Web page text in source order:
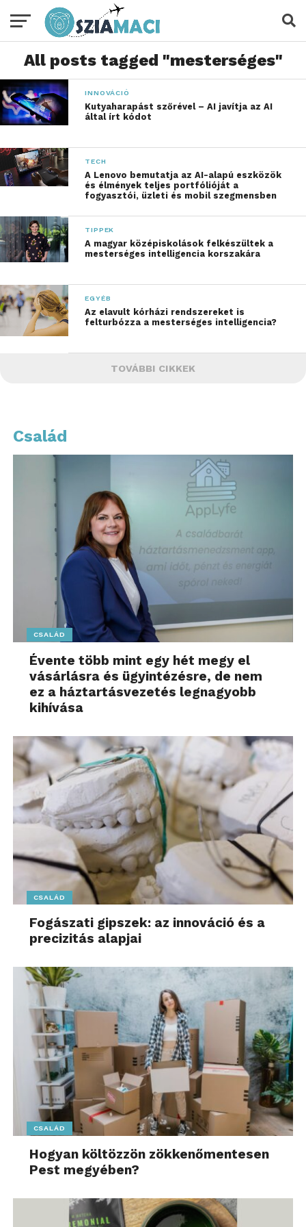
All posts tagged "mesterséges"
INNOVÁCIÓ
Kutyaharapást szőrével – AI javítja az AI
által írt kódot
TECH
A Lenovo bemutatja az AI-alapú eszközök
és élmények teljes portfólióját a
fogyasztói, üzleti és mobil szegmensben
TIPPEK
A magyar középiskolások felkészültek a
mesterséges intelligencia korszakára
EGYÉB
Az elavult kórházi rendszereket is
felturbózza a mesterséges intelligencia?
TOVÁBBI CIKKEK
Család
CSALÁD
Évente több mint egy hét megy el
vásárlásra és ügyintézésre, de nem
ez a háztartásvezetés legnagyobb
kihívása
CSALÁD
Fogászati gipszek: az innováció és a
precizitás alapjai
CSALÁD
Hogyan költözzön zökkenőmentesen
Pest megyében?